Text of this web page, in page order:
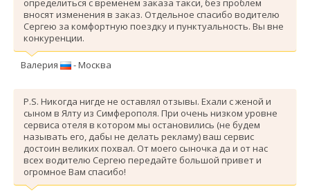
вносят изменения в заказ. Отдельное спасибо водителю
Сергею за комфортную поездку и пунктуальность. Вы вне
конкуренции.
Валерия - Москва
P.S. Никогда нигде не оставлял отзывы. Ехали с женой и
сыном в Ялту из Симферополя. При очень низком уровне
сервиса отеля в котором мы остановились (не будем
называть его, дабы не делать рекламу) ваш сервис
достоин великих похвал. От моего сыночка да и от нас
всех водителю Сергею передайте большой привет и
огромное Вам спасибо!